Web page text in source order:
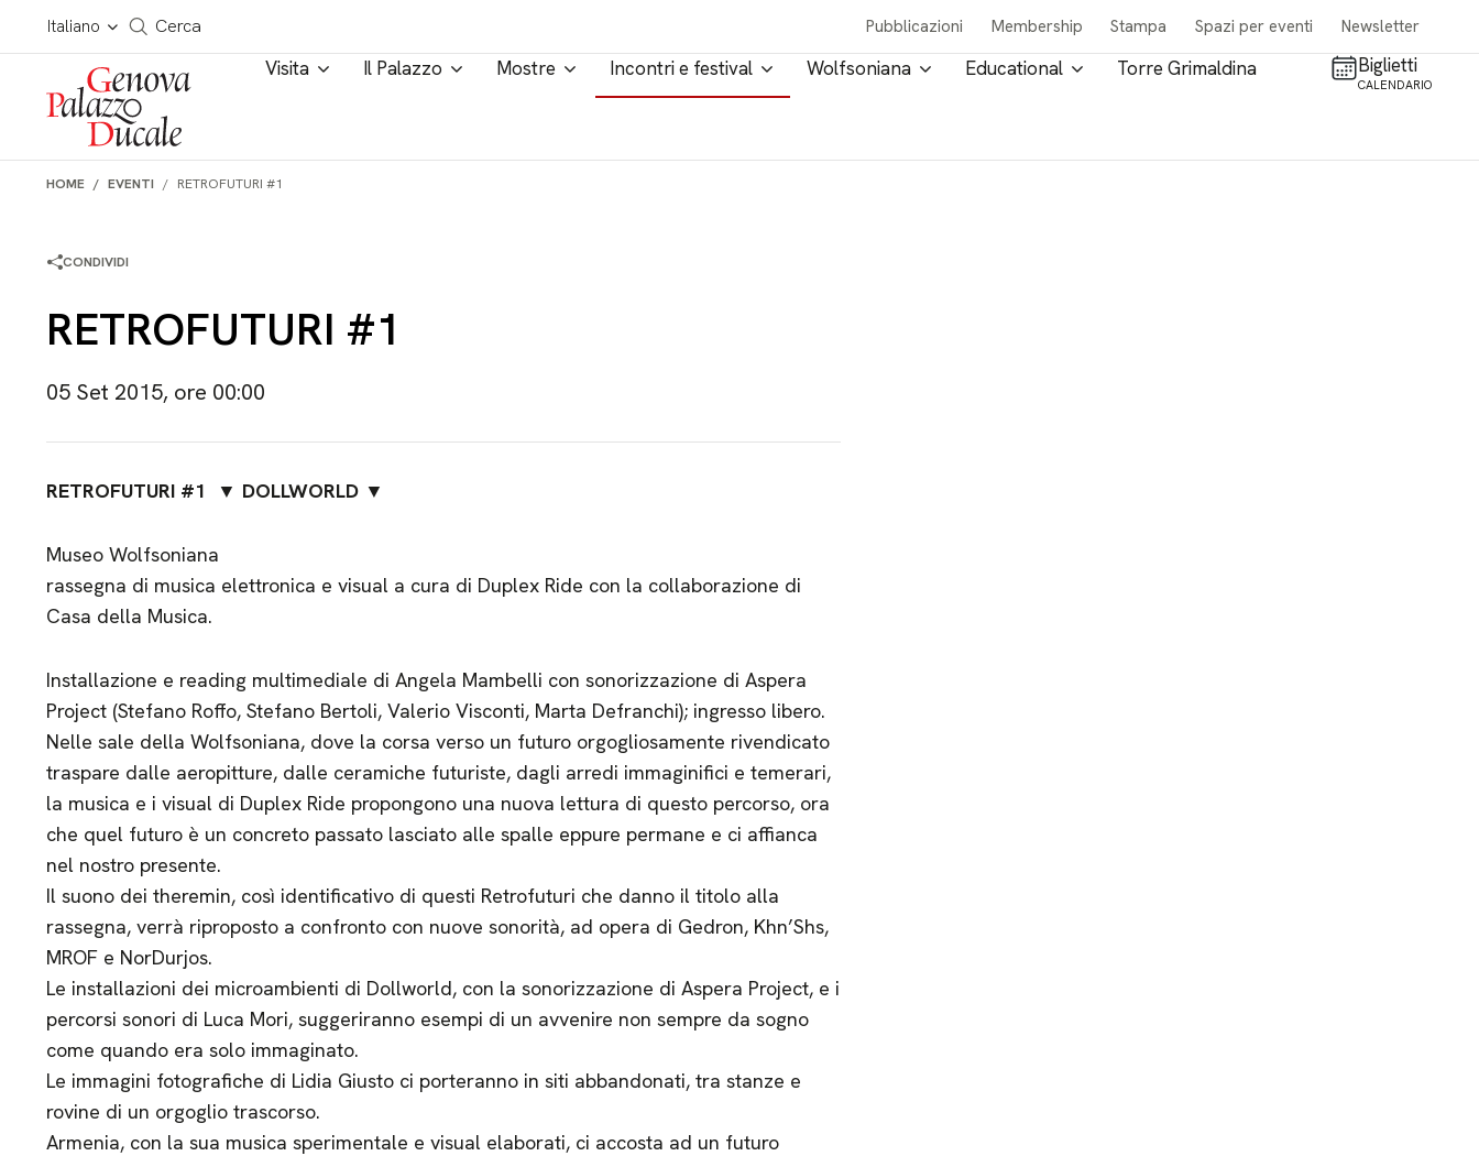
Salta al contenuto
Italiano
Cerca in tutto il sito
Cerca Pubblicazioni Membership Stampa Spazi per eventi Newsletter
Visita Il Palazzo Mostre Incontri e festival Wolfsoniana Educational Torre Grimaldina Biglietti
CALENDARIO
HOME EVENTI RETROFUTURI #1
CONDIVIDI
RETROFUTURI #1
05 Set 2015, ore 00:00
RETROFUTURI #1 ▼ DOLLWORLD ▼
Museo Wolfsoniana
rassegna di musica elettronica e visual a cura di Duplex Ride con la collaborazione di
Casa della Musica.
Installazione e reading multimediale di Angela Mambelli con sonorizzazione di Aspera
Project (Stefano Roffo, Stefano Bertoli, Valerio Visconti, Marta Defranchi); ingresso libero.
Nelle sale della Wolfsoniana, dove la corsa verso un futuro orgogliosamente rivendicato
traspare dalle aeropitture, dalle ceramiche futuriste, dagli arredi immaginifici e temerari,
la musica e i visual di Duplex Ride propongono una nuova lettura di questo percorso, ora
che quel futuro è un concreto passato lasciato alle spalle eppure permane e ci affianca
nel nostro presente.
Il suono dei theremin, così identificativo di questi Retrofuturi che danno il titolo alla
rassegna, verrà riproposto a confronto con nuove sonorità, ad opera di Gedron, Khn’Shs,
MROF e NorDurjos.
Le installazioni dei microambienti di Dollworld, con la sonorizzazione di Aspera Project, e i
percorsi sonori di Luca Mori, suggeriranno esempi di un avvenire non sempre da sogno
come quando era solo immaginato.
Le immagini fotografiche di Lidia Giusto ci porteranno in siti abbandonati, tra stanze e
rovine di un orgoglio trascorso.
Armenia, con la sua musica sperimentale e visual elaborati, ci accosta ad un futuro